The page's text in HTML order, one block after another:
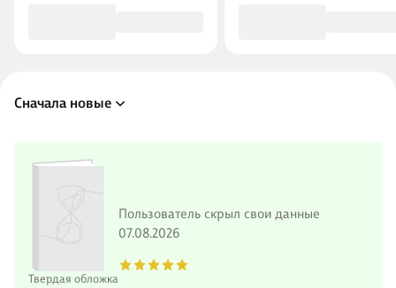
Сначала новые
Твердая обложка
Пользователь скрыл свои данные
07.08.2026